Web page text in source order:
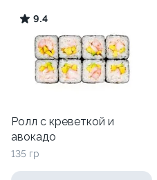
9.4
Ролл с креветкой и
авокадо
135 гр